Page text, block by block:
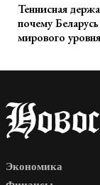
Теннисная
почему
мирового уровня
Экономика